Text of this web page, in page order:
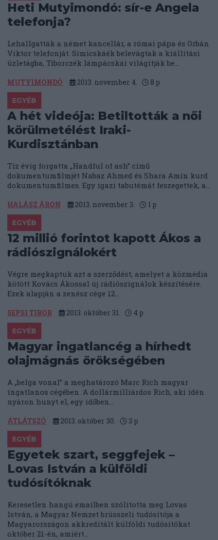
Heti Mutyimondó: sír-e Angela
telefonja?
Lehallgatták a német kancellár, a római pápa és Orbán
Viktor telefonját. Simicskáék belevágtak a kiállítási
üzletágba, Tiborczék lámpácskái világítják be...
MUTYIMONDÓ 2013. november 4. 8 p
EGYÉB
A hét videója: Betiltották a női
körülmetélést Iraki-
Kurdisztánban
Tíz évig forgatta „Handful of ash” című
dokumentumfilmjét Nabaz Ahmed és Shara Amin kurd
dokumentumfilmes. Egy igazi tabutémát feszegettek, a...
HALÁSZ ÁRON 2013. november 3. 1 p
EGYÉB
12 millió forintot kapott Ákos a
rádiószignálokért
Végre megkaptuk azt a szerződést, amelyet a közmédia
kötött Kovács Ákossal új rádiószignálok készítésére.
Ezek alapján a zenész cége 12...
SEPSI TIBOR 2013. október 31. 4 p
EGYÉB
Magyar ingatlancég a hírhedt
olajmágnás örökségében
A „belga vonal” a meghatározó Marc Rich magyar
ingatlanos cégében. A dollármilliárdos Rich, aki idén
nyáron hunyt el, egy időben...
ÁTLÁTSZÓ 2013. október 30. 3 p
EGYÉB
Egyetek szart, seggfejek –
Lovas István a külföldi
tudósítóknak
Keresetlen hangú emailben szólította meg Lovas
István, a Magyar Nemzet brüsszeli tudósítója a
Magyarországon akkreditált külföldi tudósítókat
október 21-én, amiért...